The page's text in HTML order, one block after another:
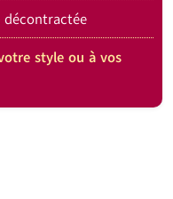
style ou à vos